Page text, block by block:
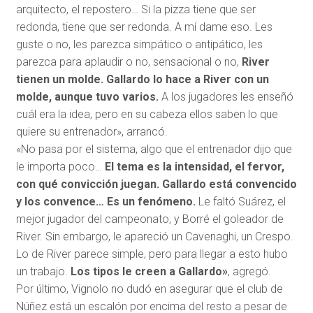
arquitecto, el repostero… Si la pizza tiene que ser
redonda, tiene que ser redonda. A mí dame eso. Les
guste o no, les parezca simpático o antipático, les
parezca para aplaudir o no, sensacional o no, River
tienen un molde. Gallardo lo hace a River con un
molde, aunque tuvo varios. A los jugadores les enseñó
cuál era la idea, pero en su cabeza ellos saben lo que
quiere su entrenador», arrancó.
«No pasa por el sistema, algo que el entrenador dijo que
le importa poco… El tema es la intensidad, el fervor,
con qué convicción juegan. Gallardo está convencido
y los convence… Es un fenómeno. Le faltó Suárez, el
mejor jugador del campeonato, y Borré el goleador de
River. Sin embargo, le apareció un Cavenaghi, un Crespo.
Lo de River parece simple, pero para llegar a esto hubo
un trabajo. Los tipos le creen a Gallardo», agregó.
Por último, Vignolo no dudó en asegurar que el club de
Núñez está un escalón por encima del resto a pesar de